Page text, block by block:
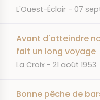
JOURNAL
L'Ouest-Éclair DATE
07
Avant d'atteindre
fait un long voyage
JOURNAL
La Croix DATE
21 août 1953
Bonne pêche de